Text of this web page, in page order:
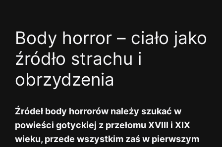
Body horror – ciało jako
źródło strachu i
obrzydzenia
Źródeł body horrorów należy szukać w
powieści gotyckiej z przełomu XVIII i XIX
wieku, przede wszystkim zaś w pierwszym